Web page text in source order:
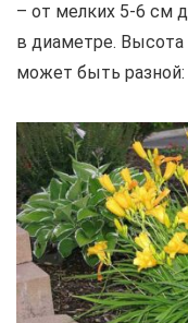
– от мелких 5-6 см
в диаметре.
может быть разной: